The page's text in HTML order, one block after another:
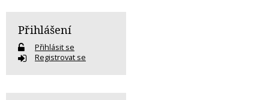
Přihlášení
Přihlásit se
Registrovat se